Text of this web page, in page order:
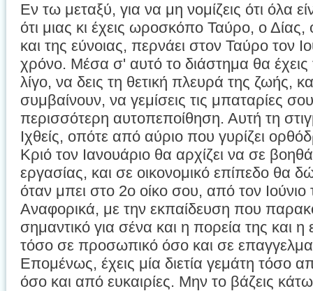
Εν τω μεταξύ, για να μη νομίζεις ότι όλα
ότι μιας κι έχεις ωροσκόπο Ταύρο, ο
και της εύνοιας, περνάει στον Ταύρο τον
χρόνο. Μέσα σ' αυτό το διάστημα θα έχεις
λίγο, να δεις τη θετική πλευρά της
συμβαίνουν, να γεμίσεις τις μπαταρίες
περισσότερη αυτοπεποίθηση. Αυτή τη
Ιχθείς, οπότε από αύριο που γυρίζει
Κριό τον Ιανουάριο θα αρχίζει να σε
εργασίας, και σε οικονομικό επίπεδο θα
όταν μπει στο 2ο οίκο σου, από τον
Αναφορικά, με την εκπαίδευση που
σημαντικό για σένα και η πορεία της και η
τόσο σε προσωπικό όσο και σε
Επομένως, έχεις μία διετία γεμάτη τόσο
όσο και από ευκαιρίες. Μην το βάζεις